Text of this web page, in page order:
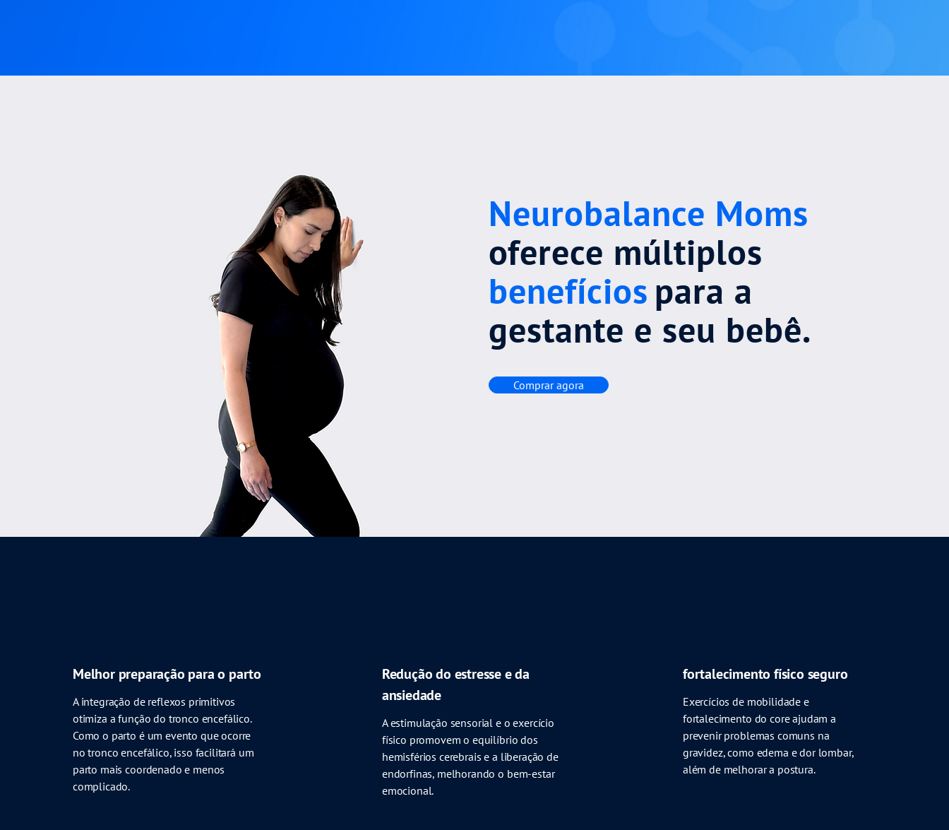
Neurobalance Moms
oferece múltiplos
benefícios para a
gestante e seu bebê.
Comprar agora
Melhor preparação para o parto
A integração de reflexos primitivos
otimiza a função do tronco encefálico.
Como o parto é um evento que ocorre
no tronco encefálico, isso facilitará um
parto mais coordenado e menos
complicado.
Redução do estresse e da
ansiedade
A estimulação sensorial e o exercício
físico promovem o equilíbrio dos
hemisférios cerebrais e a liberação de
endorfinas, melhorando o bem-estar
emocional.
fortalecimento físico seguro
Exercícios de mobilidade e
fortalecimento do core ajudam a
prevenir problemas comuns na
gravidez, como edema e dor lombar,
além de melhorar a postura.